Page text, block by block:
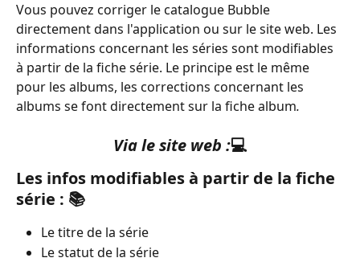
Vous pouvez corriger le catalogue Bubble
directement dans l'application ou sur le site web. Les
informations concernant les séries sont modifiables
à partir de la fiche série. Le principe est le même
pour les albums, les corrections concernant les
albums se font directement sur la fiche album.
Via le site web :💻
Les infos modifiables à partir de la fiche
série : 📚
Le titre de la série
Le statut de la série